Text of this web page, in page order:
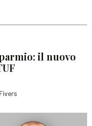
il nuovo